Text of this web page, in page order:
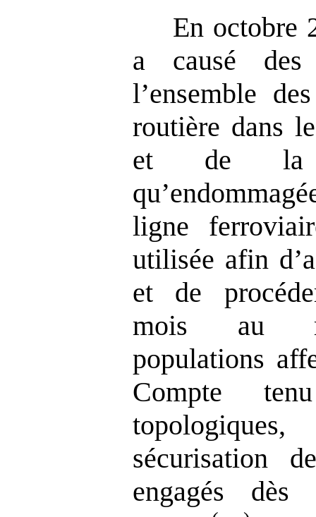
En octobre
a causé des
l’ensemble
routière dans
et de la
ligne
utilisée afin
et de
mois au
populations
Compte
sécurisation
engagés